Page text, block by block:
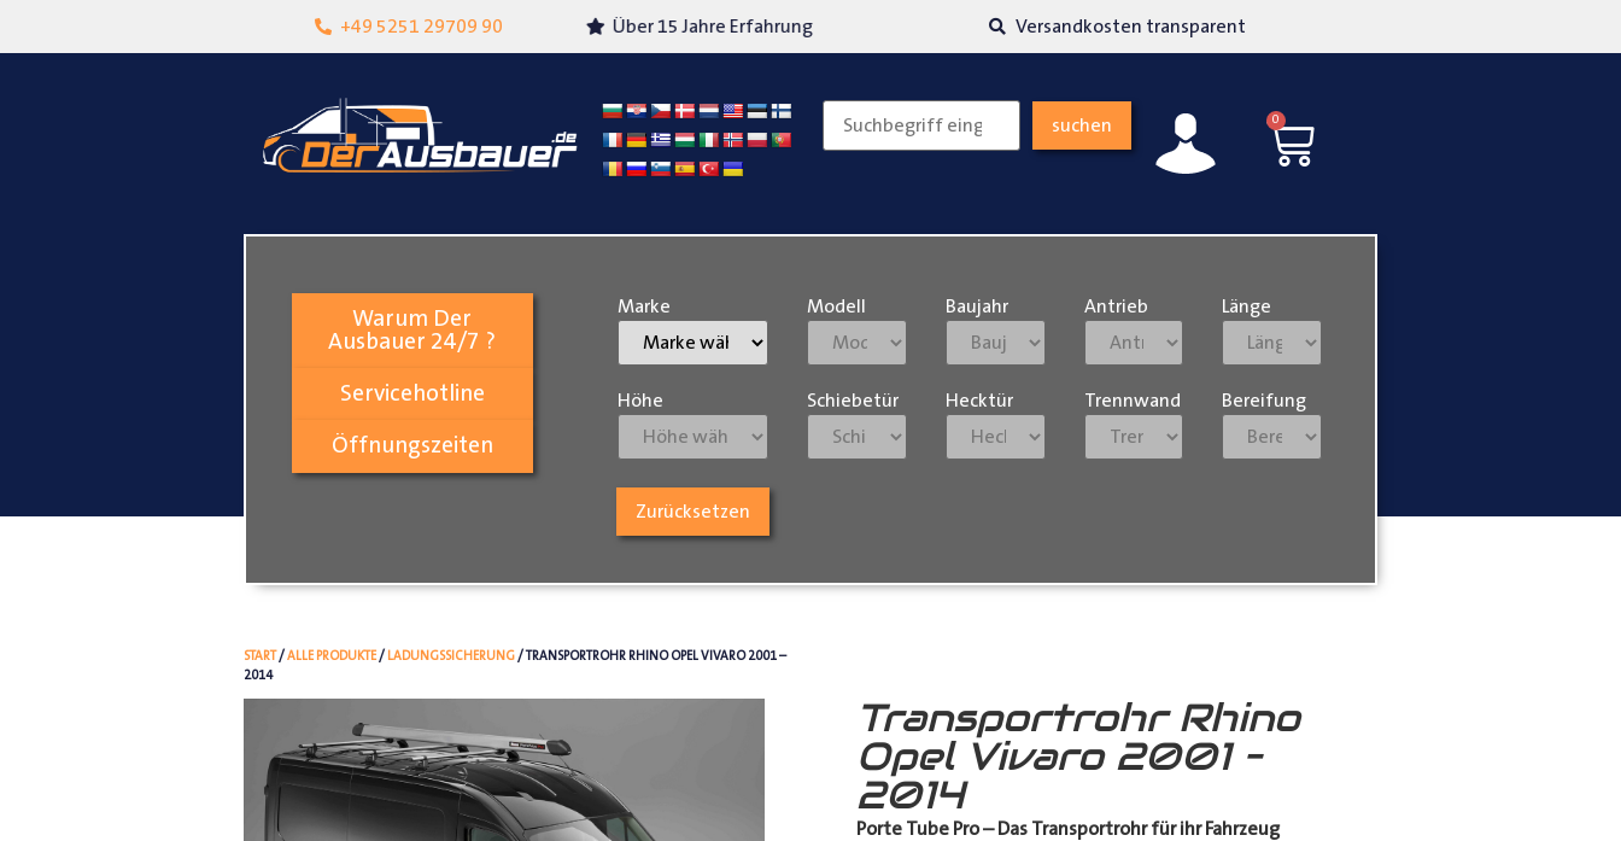
+49 5251 29709 90
Lokalgeschäft in Paderborn Über 15 Jahre Erfahrung Versandkosten transparent
suchen 0
Warum Der
Ausbauer 24/7 ?
Servicehotline
Öffnungszeiten
Marke Modell Baujahr Antrieb Länge
Höhe Schiebetür Hecktür Trennwand Bereifung
Zurücksetzen
START/ALLE PRODUKTE/ LADUNGSSICHERUNG/ TRANSPORTROHR RHINO OPEL VIVARO 2001 –
2014
Transportrohr Rhino
Opel Vivaro 2001 –
2014
Porte Tube Pro – Das Transportrohr für ihr Fahrzeug